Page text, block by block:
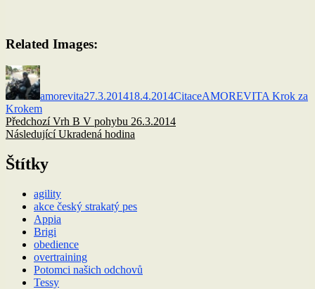
Related Images:
Autor:
amorevita27.3.201418.4.2014CitaceAMOREVITA Krok za
Krokem
Navigace
pro
příspěvek
Předchozí Předchozí
příspěvek:
Vrh B V pohybu 26.3.2014
Následující Následující
Ukradená hodina
Štítky
agility
akce český strakatý pes
Appia
Brigi
obedience
overtraining
Potomci našich odchovů
Tessy